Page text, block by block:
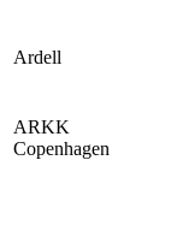
Ardell
ARKK
Copenhagen